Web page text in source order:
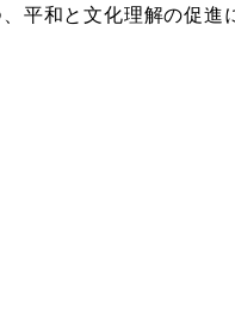
平和と文化理解の促